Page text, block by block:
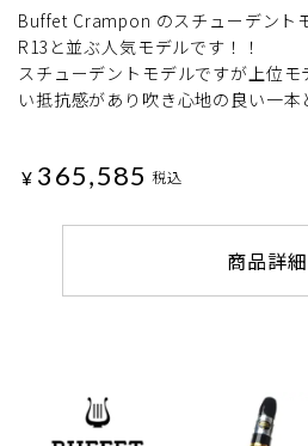
Buffet Crampon のスチューデント
R13と並ぶ人気モデルです！！
スチューデントモデルですが上位
い抵抗感があり吹き心地の良い一本
¥ 365,585 税込
商品詳細